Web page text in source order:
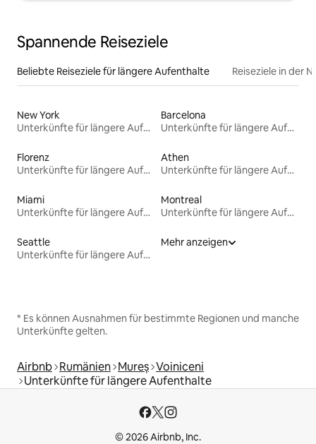
Spannende Reiseziele
Beliebte Reiseziele für längere Aufenthalte Reiseziele in der
New York
Unterkünfte für längere Aufenthalte
Barcelona
Unterkünfte für längere Aufenthalte
Florenz
Unterkünfte für längere Aufenthalte
Athen
Unterkünfte für längere Aufenthalte
Miami
Unterkünfte für längere Aufenthalte
Montreal
Unterkünfte für längere Aufenthalte
Seattle
Unterkünfte für längere Aufenthalte
Mehr anzeigen
* Es können Ausnahmen für bestimmte Regionen und manche
Unterkünfte gelten.
Airbnb Rumänien Mureș Voiniceni
Unterkünfte für längere Aufenthalte
© 2026 Airbnb, Inc.